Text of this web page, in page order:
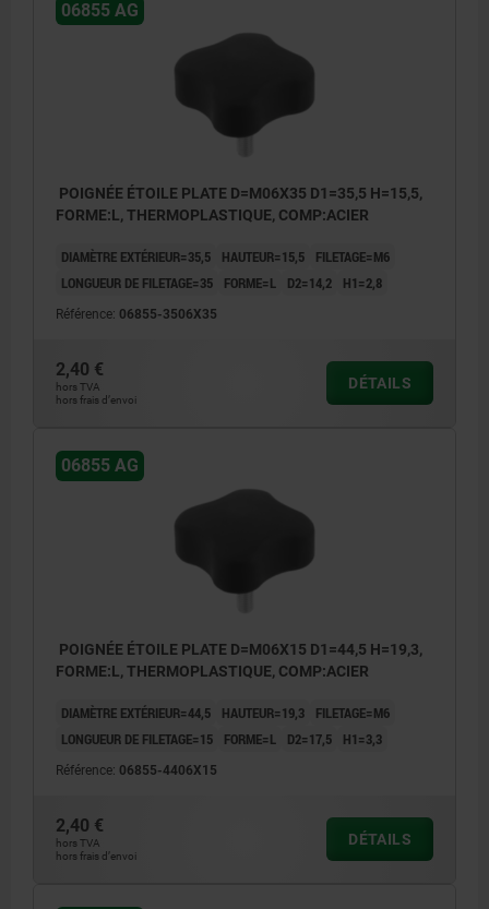
06855 AG
POIGNÉE ÉTOILE PLATE D=M06X35 D1=35,5 H=15,5,
FORME:L, THERMOPLASTIQUE, COMP:ACIER
DIAMÈTRE EXTÉRIEUR=35,5 HAUTEUR=15,5
FILETAGE=M6
LONGUEUR DE FILETAGE=35
FORME=L D2=14,2 H1=2,8
Référence: 06855-3506X35
2,40 €
hors TVA
hors frais d’envoi
DÉTAILS
06855 AG
POIGNÉE ÉTOILE PLATE D=M06X15 D1=44,5 H=19,3,
FORME:L, THERMOPLASTIQUE, COMP:ACIER
DIAMÈTRE EXTÉRIEUR=44,5 HAUTEUR=19,3
FILETAGE=M6
LONGUEUR DE FILETAGE=15
FORME=L D2=17,5 H1=3,3
Référence: 06855-4406X15
2,40 €
hors TVA
hors frais d’envoi
DÉTAILS